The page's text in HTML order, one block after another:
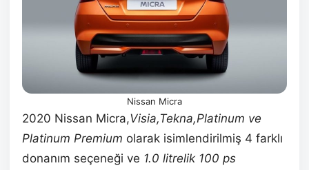
Nissan Micra
2020 Nissan Micra,Visia,Tekna,Platinum ve
Platinum Premium olarak isimlendirilmiş 4 farklı
donanım seçeneği ve 1.0 litrelik 100 ps